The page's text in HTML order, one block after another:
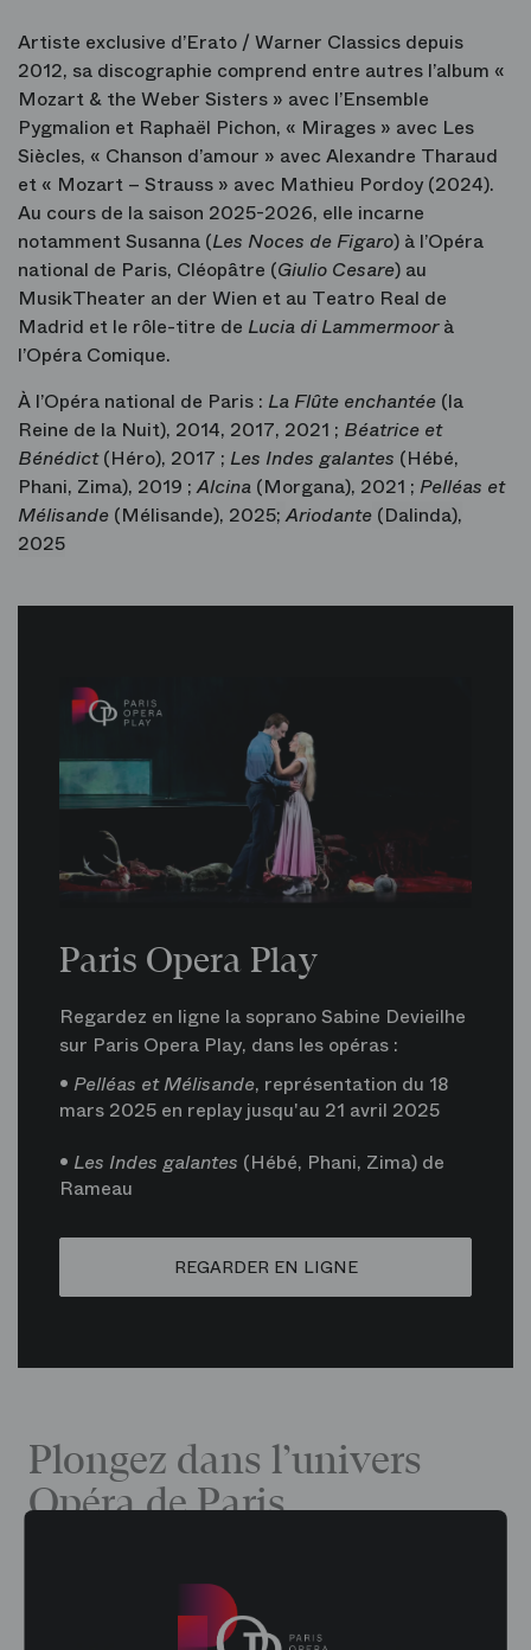
Artiste exclusive d’Erato / Warner Classics depuis
2012, sa discographie comprend entre autres l’album «
Mozart & the Weber Sisters » avec l’Ensemble
Pygmalion et Raphaël Pichon, « Mirages » avec Les
Siècles, « Chanson d’amour » avec Alexandre Tharaud
et « Mozart – Strauss » avec Mathieu Pordoy (2024).
Au cours de la saison 2025-2026, elle incarne
notamment Susanna (Les Noces de Figaro) à l’Opéra
national de Paris, Cléopâtre (Giulio Cesare) au
MusikTheater an der Wien et au Teatro Real de
Madrid et le rôle-titre de Lucia di Lammermoorà
l’Opéra Comique.
À l’Opéra national de Paris : La Flûte enchantée (la
Reine de la Nuit), 2014, 2017, 2021 ; Béatrice et
Bénédict(Héro), 2017 ; Les Indes galantes (Hébé,
Phani, Zima), 2019 ;Alcina (Morgana), 2021 ; Pelléas et
Mélisande (Mélisande), 2025;Ariodante (Dalinda),
2025
Paris Opera Play
Regardez en ligne la soprano Sabine Devieilhe
sur Paris Opera Play, dans les opéras :
• Pelléas et Mélisande, représentation du 18
mars 2025 en replay jusqu'au 21 avril 2025
• Les Indes galantes (Hébé, Phani, Zima) de
Rameau
REGARDER EN LIGNE
Plongez dans l’univers
Opéra de Paris